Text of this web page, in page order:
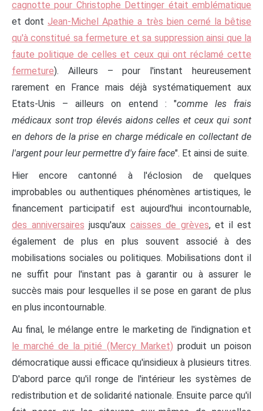
cagnotte pour Christophe Dettinger était emblématique
et dontJean-Michel Apathie a très bien cerné la bêtise
qu'à constitué sa fermeture et sa suppression ainsi que la
faute politique de celles et ceux qui ont réclamé cette
fermeture). Ailleurs – pour l'instant heureusement
rarement en France mais déjà systématiquement aux
Etats-Unis – ailleurs on entend : "comme les frais
médicaux sont trop élevés aidons celles et ceux qui sont
en dehors de la prise en charge médicale en collectant de
l'argent pour leur permettre d'y faire face". Et ainsi de suite.
Hier encore cantonné à l'éclosion de quelques
improbables ou authentiques phénomènes artistiques, le
financement participatif est aujourd'hui incontournable,
des anniversaires jusqu'aux caisses de grèves, et il est
également de plus en plus souvent associé à des
mobilisations sociales ou politiques. Mobilisations dont il
ne suffit pour l'instant pas à garantir ou à assurer le
succès mais pour lesquelles il se pose en garant de plus
en plus incontournable.
Au final, le mélange entre le marketing de l'indignation et
le marché de la pitié (Mercy Market) produit un poison
démocratique aussi efficace qu'insidieux à plusieurs titres.
D'abord parce qu'il ronge de l'intérieur les systèmes de
redistribution et de solidarité nationale. Ensuite parce qu'il